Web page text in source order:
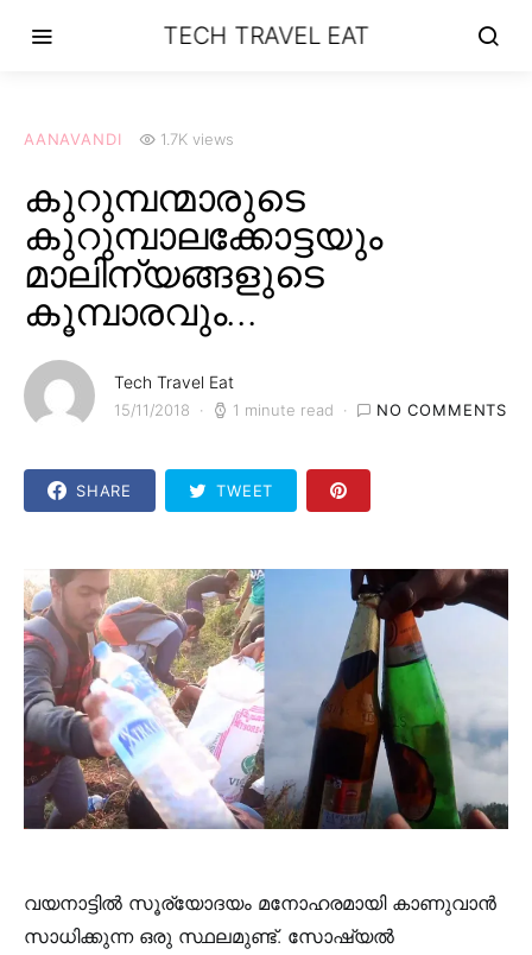
TECH TRAVEL EAT
AANAVANDI 1.7K views
കുറുമ്പന്മാരുടെ
കുറുമ്പാലക്കോട്ടയും
മാലിന്യങ്ങളുടെ
കൂമ്പാരവും…
Tech Travel Eat
15/11/2018 1 minute read NO COMMENTS
SHARE TWEET
വയനാട്ടിൽ സൂര്യോദയം മനോഹരമായി കാണുവാൻ
സാധിക്കുന്ന ഒരു സ്ഥലമുണ്ട്. സോഷ്യൽ